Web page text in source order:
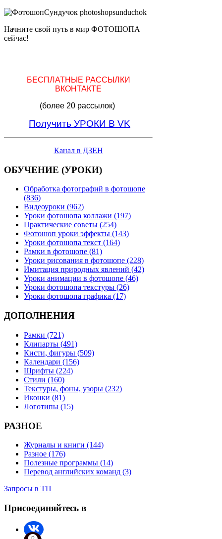
Начните свой путь в мир ФОТОШОПА
сейчас!
БЕСПЛАТНЫЕ РАССЫЛКИ
ВКОНТАКТЕ
(более 20 рассылок)
Получить УРОКИ В VK
Канал в ДЗЕН
ОБУЧЕНИЕ (УРОКИ)
Обработка фотографий в фотошопе
(836)
Видеоуроки (962)
Уроки фотошопа коллажи (197)
Практические советы (254)
Фотошоп уроки эффекты (143)
Уроки фотошопа текст (164)
Рамки в фотошопе (81)
Уроки рисования в фотошопе (228)
Имитация природных явлений (42)
Уроки анимации в фотошопе (46)
Уроки фотошопа текстуры (26)
Уроки фотошопа графика (17)
ДОПОЛНЕНИЯ
Рамки (721)
Клипарты (491)
Кисти, фигуры (509)
Календари (156)
Шрифты (224)
Стили (160)
Текстуры, фоны, узоры (232)
Иконки (81)
Логотипы (15)
РАЗНОЕ
Журналы и книги (144)
Разное (176)
Полезные программы (14)
Перевод английских команд (3)
Запросы в ТП
Присоединяйтесь в